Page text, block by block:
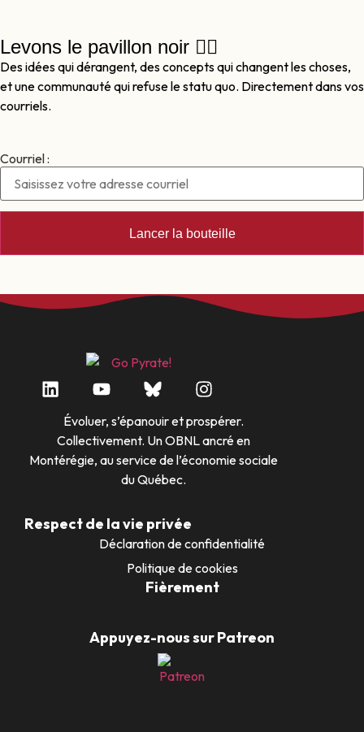
Levons le pavillon noir 🏴‍☠️
Des idées qui dérangent, des concepts qui changent les choses,
et une communauté qui refuse le statu quo. Directement dans vos
courriels.
Courriel :
Évoluer, s’épanouir et prospérer.
Collectivement. Un OBNL ancré en
Montérégie, au service de l’économie sociale
du Québec.
Respect de la vie privée
Déclaration de confidentialité
Politique de cookies
Fièrement
Appuyez-nous sur Patreon